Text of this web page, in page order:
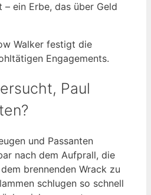
ein Erbe, das über Geld
Walker festigt die
Engagements.
Paul
und Passanten
nach dem Aufprall, die
brennenden Wrack zu
schlugen so schnell